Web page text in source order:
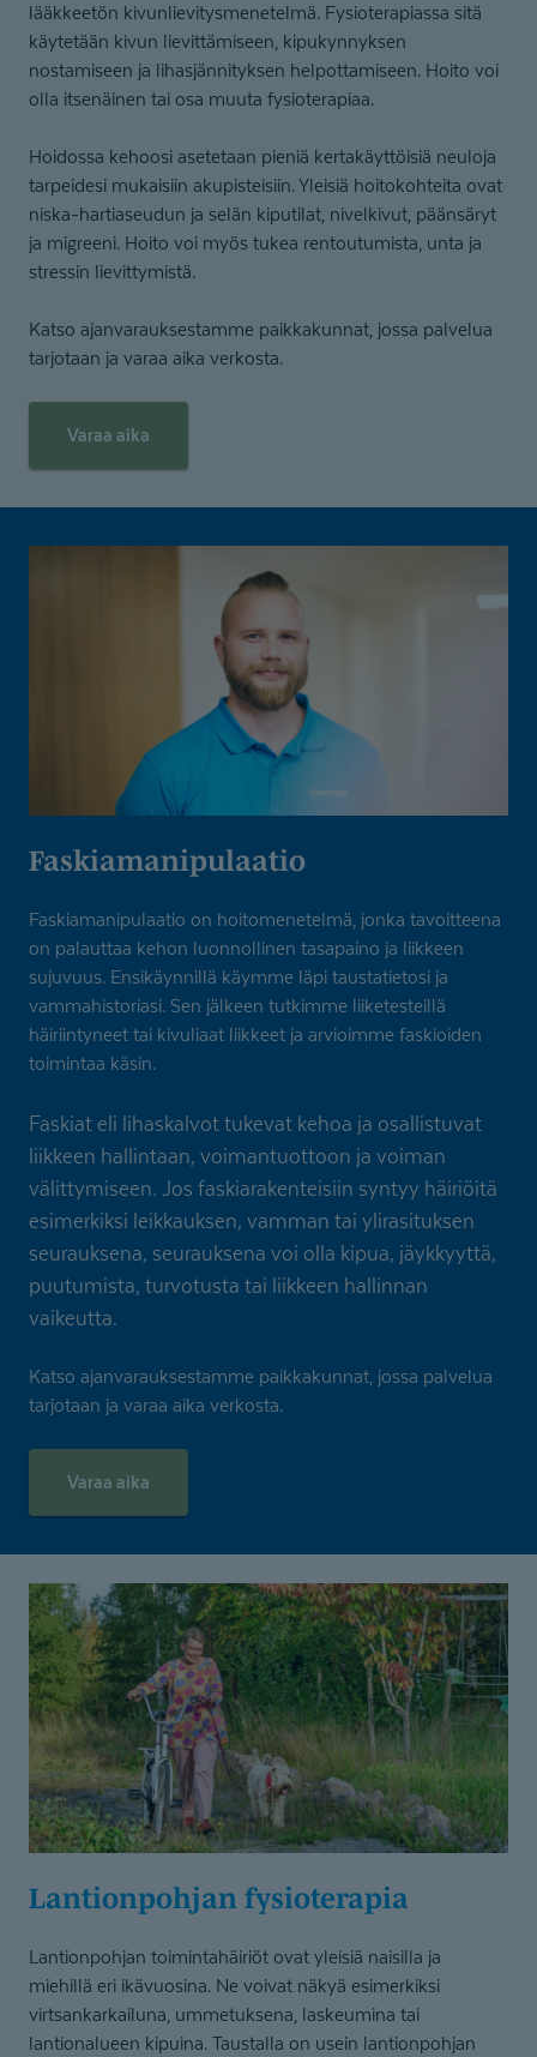
lääkkeetön kivunlievitysmenetelmä. Fysioterapiassa sitä
käytetään kivun lievittämiseen, kipukynnyksen
nostamiseen ja lihasjännityksen helpottamiseen. Hoito voi
olla itsenäinen tai osa muuta fysioterapiaa.
Hoidossa kehoosi asetetaan pieniä kertakäyttöisiä neuloja
tarpeidesi mukaisiin akupisteisiin. Yleisiä hoitokohteita ovat
niska-hartiaseudun ja selän kiputilat, nivelkivut, päänsäryt
ja migreeni. Hoito voi myös tukea rentoutumista, unta ja
stressin lievittymistä.
Katso ajanvarauksestamme paikkakunnat, jossa palvelua
tarjotaan ja varaa aika verkosta.
Varaa aika
Faskiamani­pu­laatio
Faskiamanipulaatio on hoitomenetelmä, jonka tavoitteena
on palauttaa kehon luonnollinen tasapaino ja liikkeen
sujuvuus. Ensikäynnillä käymme läpi taustatietosi ja
vammahistoriasi. Sen jälkeen tutkimme liiketesteillä
häiriintyneet tai kivuliaat liikkeet ja arvioimme faskioiden
toimintaa käsin.
Faskiat eli lihaskalvot tukevat kehoa ja osallistuvat
liikkeen hallintaan, voimantuottoon ja voiman
välittymiseen. Jos faskiarakenteisiin syntyy häiriöitä
esimerkiksi leikkauksen, vamman tai ylirasituksen
seurauksena, seurauksena voi olla kipua, jäykkyyttä,
puutumista, turvotusta tai liikkeen hallinnan
vaikeutta.
Katso ajanvarauksestamme paikkakunnat, jossa palvelua
tarjotaan ja varaa aika verkosta.
Varaa aika
Lantionpohjan fysioterapia
Lantionpohjan toimintahäiriöt ovat yleisiä naisilla ja
miehillä eri ikävuosina. Ne voivat näkyä esimerkiksi
virtsankarkailuna, ummetuksena, laskeumina tai
lantionalueen kipuina. Taustalla on usein lantionpohjan